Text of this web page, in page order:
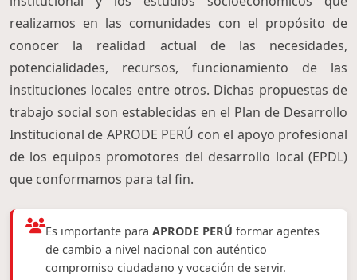
realizamos en las comunidades con el propósito de
conocer la realidad actual de las necesidades,
potencialidades, recursos, funcionamiento de las
instituciones locales entre otros. Dichas propuestas de
trabajo social son establecidas en el Plan de Desarrollo
Institucional de APRODE PERÚ con el apoyo profesional
de los equipos promotores del desarrollo local (EPDL)
que conformamos para tal fin.
Es importante para APRODE PERÚ formar agentes
de cambio a nivel nacional con auténtico
compromiso ciudadano y vocación de servir.